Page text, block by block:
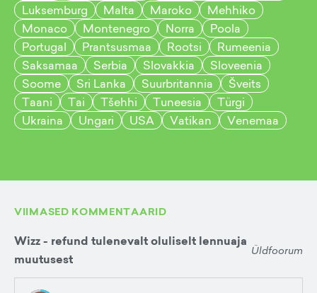
Luksemburg
Malta Maroko
Mehhiko
Monaco
Montenegro Norra
Poola
Portugal
Prantsusmaa Rootsi
Rumeenia
Saksamaa
Serbia Slovakkia
Sloveenia
Soome
Sri Lanka Suurbritannia
Šveits
Taani
Tai Tšehhi Tuneesia
Türgi
Ukraina
Ungari USA Vatikan Venemaa
VIIMASED KOMMENTAARID
Wizz - refund tulenevalt oluliselt lennuaja
muutusest
Üldfoorum